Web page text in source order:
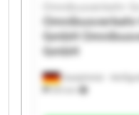
Dautphetal -
574 km
GmbH
GmbH